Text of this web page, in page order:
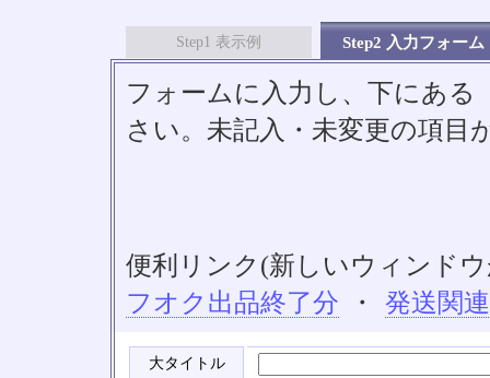
Step1 表示例 Step2 入力フォーム
フォームに入力し、下にあ
さい。未記入・未変更の項目
便利リンク(新しいウィンド
フオク出品終了分
・ 発送関
大タイトル